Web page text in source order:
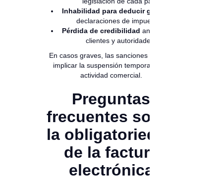
Inhabilidad para deducir gastos
declaraciones de impuestos.
Pérdida de credibilidad ante socios,
clientes y autoridades.
En casos graves, las sanciones pueden
implicar la suspensión temporal de la
actividad comercial.
Preguntas
frecuentes sobre
la obligatoriedad
de la factura
electrónica